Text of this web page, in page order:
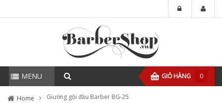
MENU GIỎ HÀNG 0
Home Giường gội đầu Barber BG-25